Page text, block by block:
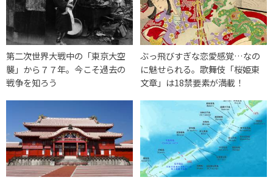
第二次世界大戦中の「東京大空
襲」から７７年。今こそ過去の
戦争を知ろう
ぶっ飛びすぎな恋愛感覚…なの
に魅せられる。歌舞伎「桜姫東
文章」は18禁要素が満載！